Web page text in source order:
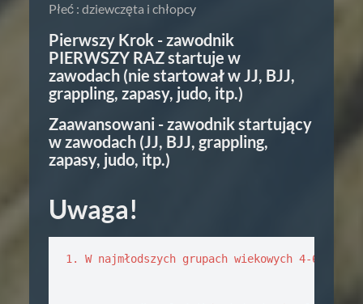
Płeć : dziewczęta i chłopcy
Pierwszy Krok - zawodnik
PIERWSZY RAZ startuje w
zawodach (nie startował w JJ, BJJ,
grappling, zapasy, judo, itp.)
Zaawansowani - zawodnik startujący
w zawodach (JJ, BJJ, grappling,
zapasy, judo, itp.)
Uwaga!
1. W najmłodszych grupach wiekowych 4-6 oraz 7-